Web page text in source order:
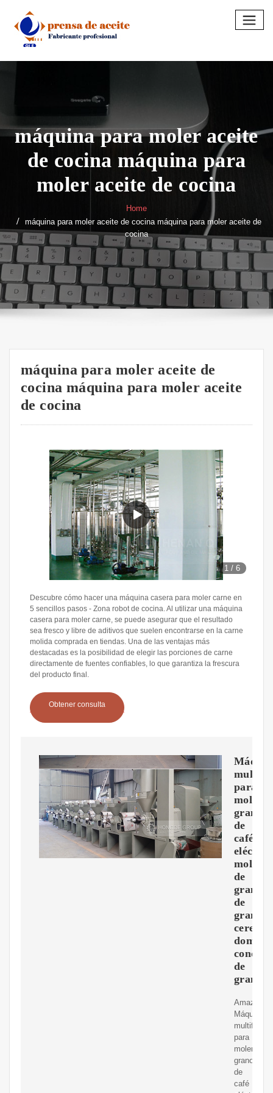
content
máquina para moler aceite
de cocina máquina para
moler aceite de cocina
Home
máquina para moler aceite de cocina máquina para moler aceite de
cocina
máquina para moler aceite de
cocina máquina para moler aceite
de cocina
1 /6
Descubre cómo hacer una máquina casera para moler carne en
5 sencillos pasos - Zona robot de cocina. Al utilizar una máquina
casera para moler carne, se puede asegurar que el resultado
sea fresco y libre de aditivos que suelen encontrarse en la carne
molida comprada en tiendas. Una de las ventajas más
destacadas es la posibilidad de elegir las porciones de carne
directamente de fuentes confiables, lo que garantiza la frescura
del producto final.
Obtener consulta
para
moler
granos
de
café
de
granos
de
granos,
cereales
de
granos
Máquina
para
moler
granos
de
café